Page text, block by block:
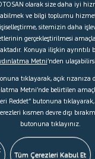
Ford Kurumsal
Korunması S.S.S.
olarak size daha iyi
ve bilgi toplumu
sitemizin daha
gerçekleştirilmesi
Konuya ilişkin ayrıntılı
Metni’nden
tıklayarak, açık rızanıza
Metni’nde belirtilen
Reddet” butonuna
kısmen devre dışı
butonuna tıklayınız.
Tüm Çerezleri Kabul Et